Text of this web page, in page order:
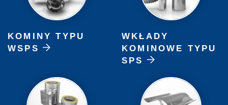
KOMINY TYPU
WSPS
WKŁADY
KOMINOWE TYPU
SPS